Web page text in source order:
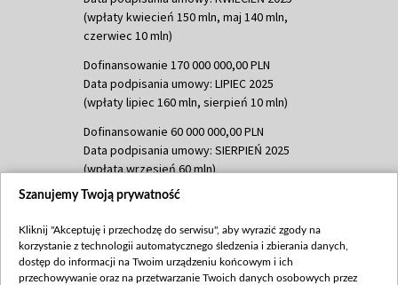
(wpłaty kwiecień 150 mln, maj 140 mln,
czerwiec 10 mln)
Dofinansowanie 170 000 000,00 PLN
Data podpisania umowy: LIPIEC 2025
(wpłaty lipiec 160 mln, sierpień 10 mln)
Dofinansowanie 60 000 000,00 PLN
Data podpisania umowy: SIERPIEŃ 2025
(wpłata wrzesień 60 mln)
Dofinansowanie 635 783 051,21 PLN
(wpłata wrzesień 100 mln, październik 350
mln, listopad 265 mln)
Szanujemy Twoją prywatność
Kliknij "Akceptuję i przechodzę do serwisu", aby wyrazić zgody na
korzystanie z technologii automatycznego śledzenia i zbierania danych,
dostęp do informacji na Twoim urządzeniu końcowym i ich
przechowywanie oraz na przetwarzanie Twoich danych osobowych przez